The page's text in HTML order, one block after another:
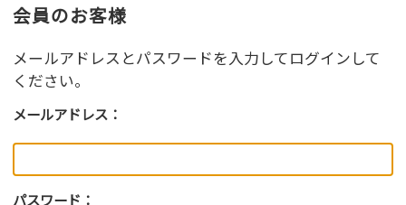
会員のお客様
メールアドレスとパスワードを入力してログインして
ください。
メールアドレス：